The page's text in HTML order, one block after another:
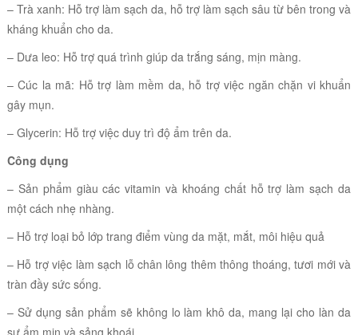
– Trà xanh: Hỗ trợ làm sạch da, hỗ trợ làm sạch sâu từ bên trong và
kháng khuẩn cho da.
– Dưa leo: Hỗ trợ quá trình giúp da trắng sáng, mịn màng.
– Cúc la mã: Hỗ trợ làm mềm da, hỗ trợ việc ngăn chặn vi khuẩn
gây mụn.
– Glycerin: Hỗ trợ việc duy trì độ ẩm trên da.
Công dụng
– Sản phẩm giàu các vitamin và khoáng chất hỗ trợ làm sạch da
một cách nhẹ nhàng.
– Hỗ trợ loại bỏ lớp trang điểm vùng da mặt, mắt, môi hiệu quả
– Hỗ trợ việc làm sạch lỗ chân lông thêm thông thoáng, tươi mới và
tràn đầy sức sống.
– Sử dụng sản phẩm sẽ không lo làm khô da, mang lại cho làn da